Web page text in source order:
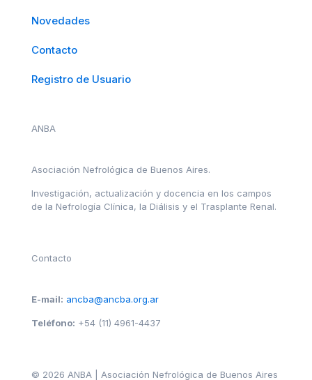
Novedades
Contacto
Registro de Usuario
ANBA
Asociación Nefrológica de Buenos Aires.
Investigación, actualización y docencia en los campos
de la Nefrología Clínica, la Diálisis y el Trasplante Renal.
Contacto
E-mail: ancba@ancba.org.ar
Teléfono: +54 (11) 4961-4437
© 2026 ANBA | Asociación Nefrológica de Buenos Aires